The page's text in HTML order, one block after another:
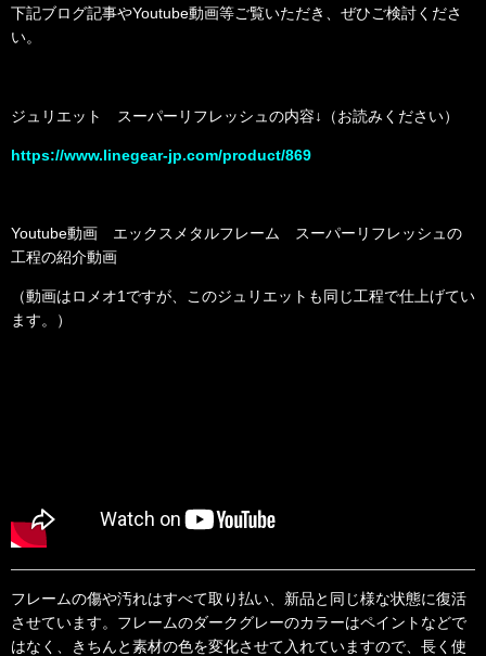
下記ブログ記事やYoutube動画等ご覧いただき、ぜひご検討くださ
い。
ジュリエット スーパーリフレッシュの内容↓（お読みください）
https://www.linegear-jp.com/product/869
Youtube動画 エックスメタルフレーム スーパーリフレッシュの
工程の紹介動画
（動画はロメオ1ですが、このジュリエットも同じ工程で仕上げてい
ます。）
フレームの傷や汚れはすべて取り払い、新品と同じ様な状態に復活
させています。フレームのダークグレーのカラーはペイントなどで
はなく、きちんと素材の色を変化させて入れていますので、長く使